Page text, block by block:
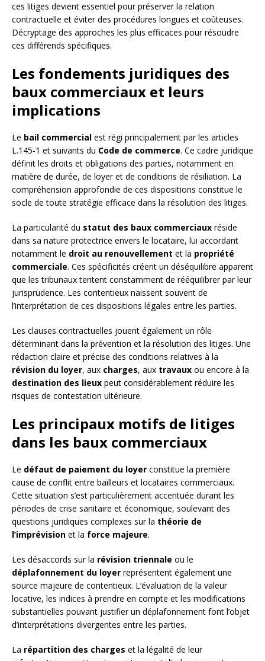
ces litiges devient essentiel pour préserver la relation
contractuelle et éviter des procédures longues et coûteuses.
Décryptage des approches les plus efficaces pour résoudre
ces différends spécifiques.
Les fondements juridiques des
baux commerciaux et leurs
implications
Le bail commercial est régi principalement par les articles
L.145-1 et suivants du Code de commerce. Ce cadre juridique
définit les droits et obligations des parties, notamment en
matière de durée, de loyer et de conditions de résiliation. La
compréhension approfondie de ces dispositions constitue le
socle de toute stratégie efficace dans la résolution des litiges.
La particularité du statut des baux commerciaux réside
dans sa nature protectrice envers le locataire, lui accordant
notamment le droit au renouvellement et la propriété
commerciale. Ces spécificités créent un déséquilibre apparent
que les tribunaux tentent constamment de rééquilibrer par leur
jurisprudence. Les contentieux naissent souvent de
l’interprétation de ces dispositions légales entre les parties.
Les clauses contractuelles jouent également un rôle
déterminant dans la prévention et la résolution des litiges. Une
rédaction claire et précise des conditions relatives à la
révision du loyer, aux charges, aux travaux ou encore à la
destination des lieux peut considérablement réduire les
risques de contestation ultérieure.
Les principaux motifs de litiges
dans les baux commerciaux
Le défaut de paiement du loyer constitue la première
cause de conflit entre bailleurs et locataires commerciaux.
Cette situation s’est particulièrement accentuée durant les
périodes de crise sanitaire et économique, soulevant des
questions juridiques complexes sur la théorie de
l’imprévision et la force majeure.
Les désaccords sur la révision triennale ou le
déplafonnement du loyer représentent également une
source majeure de contentieux. L’évaluation de la valeur
locative, les indices à prendre en compte et les modifications
substantielles pouvant justifier un déplafonnement font l’objet
d’interprétations divergentes entre les parties.
La répartition des charges et la légalité de leur